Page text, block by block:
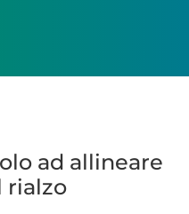
ad allineare
rialzo